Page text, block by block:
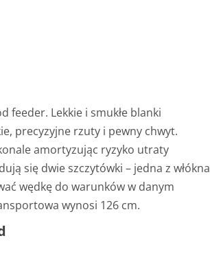
feeder. Lekkie i smukłe blanki
precyzyjne rzuty i pewny chwyt.
amortyzując ryzyko utraty
się dwie szczytówki – jedna z włókna
wędkę do warunków w danym
wynosi 126 cm.